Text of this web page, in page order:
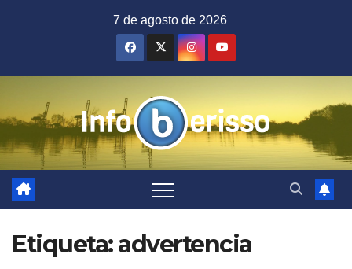
7 de agosto de 2026
Etiqueta:advertencia